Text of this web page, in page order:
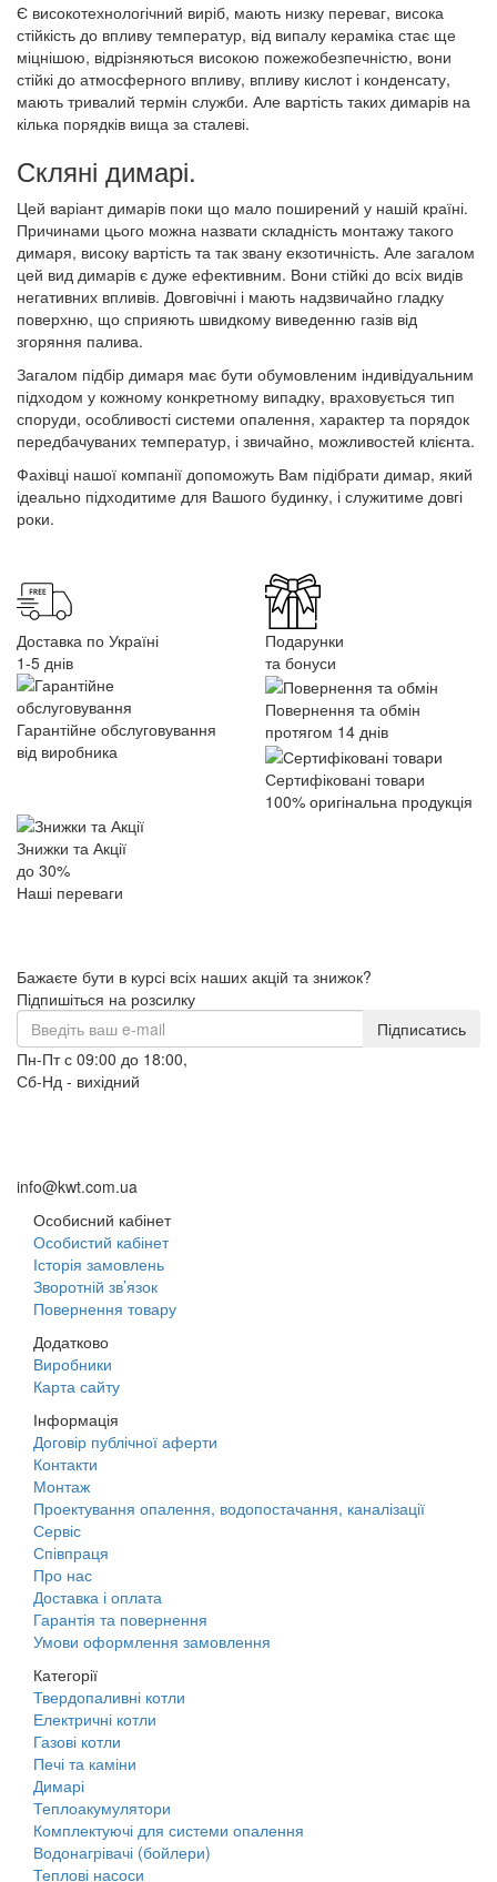
Є високотехнологічний виріб, мають низку переваг, висока
стійкість до впливу температур, від випалу кераміка стає ще
міцнішою, відрізняються високою пожежобезпечністю, вони
стійкі до атмосферного впливу, впливу кислот і конденсату,
мають тривалий термін служби. Але вартість таких димарів на
кілька порядків вища за сталеві.
Скляні димарі.
Цей варіант димарів поки що мало поширений у нашій країні.
Причинами цього можна назвати складність монтажу такого
димаря, високу вартість та так звану екзотичність. Але загалом
цей вид димарів є дуже ефективним. Вони стійкі до всіх видів
негативних впливів. Довговічні і мають надзвичайно гладку
поверхню, що сприяють швидкому виведенню газів від
згоряння палива.
Загалом підбір димаря має бути обумовленим індивідуальним
підходом у кожному конкретному випадку, враховується тип
споруди, особливості системи опалення, характер та порядок
передбачуваних температур, і звичайно, можливостей клієнта.
Фахівці нашої компанії допоможуть Вам підібрати димар, який
ідеально підходитиме для Вашого будинку, і служитиме довгі
роки.
Доставка по Україні
1-5 днів
Подарунки
та бонуси
Гарантійне обслуговування
від виробника
Повернення та обмін
протягом 14 днів
Сертифіковані товари
100% оригінальна продукція
Знижки та Акції
до 30%
Наші переваги
Бажаєте бути в курсі всіх наших акцій та знижок?
Підпишіться на розсилку
Підписатись
Пн-Пт с 09:00 до 18:00,
Сб-Нд - вихідний
info@kwt.com.ua
Особисний кабінет
Особистий кабінет
Історія замовлень
Зворотній зв’язок
Повернення товару
Додатково
Виробники
Карта сайту
Інформація
Договір публічної аферти
Контакти
Монтаж
Проектування опалення, водопостачання, каналізації
Сервіс
Співпраця
Про нас
Доставка і оплата
Гарантія та повернення
Умови оформлення замовлення
Категорії
Твердопаливні котли
Електричні котли
Газові котли
Печі та каміни
Димарі
Теплоакумулятори
Комплектуючі для системи опалення
Водонагрівачі (бойлери)
Теплові насоси